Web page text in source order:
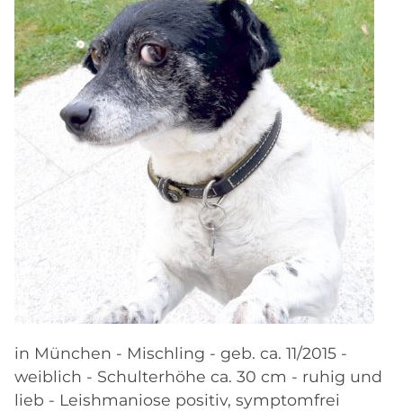
in München - Mischling - geb. ca. 11/2015 -
weiblich - Schulterhöhe ca. 30 cm - ruhig und
lieb - Leishmaniose positiv, symptomfrei